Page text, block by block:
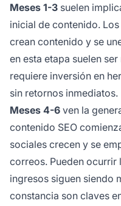
Meses 1-3 suelen
inicial de contenido.
crean contenido y se
en esta etapa suelen
requiere inversión en
sin retornos inmediatos.
Meses 4-6 ven la
contenido SEO
sociales crecen y se
correos. Pueden ocurrir
ingresos siguen siendo
constancia son claves